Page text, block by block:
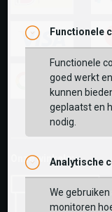
Onze winkels:
Functionele
Functionele
goed werkt
kunnen
geplaatst en
nodig.
Analytische
We
monitoren